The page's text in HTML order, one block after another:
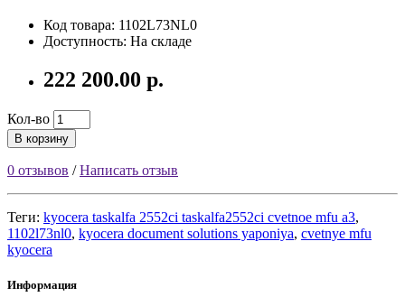
Код товара: 1102L73NL0
Доступность: На складе
222 200.00 р.
Кол-во
В корзину
0 отзывов /Написать отзыв
Теги: kyocera taskalfa 2552ci taskalfa2552ci cvetnoe mfu a3,
1102l73nl0, kyocera document solutions yaponiya, cvetnye mfu
kyocera
Информация